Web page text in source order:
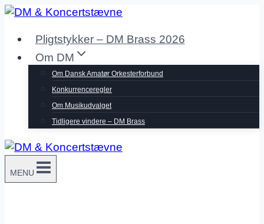
Fortsæt
indholdPligtstykker – DM Brass 2026
Om DM
Om Dansk Amatør Orkesterforbund
Konkurrenceregler
Om Musikudvalget
Tidligere vindere – DM Brass
MENU